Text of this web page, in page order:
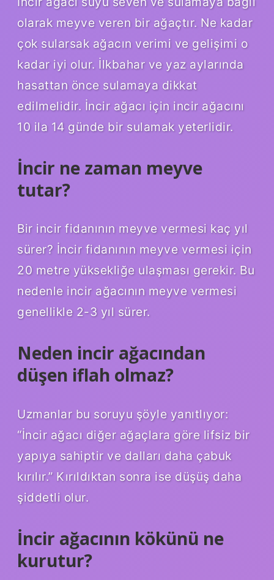
olarak meyve veren bir ağaçtır. Ne kadar
çok sularsak ağacın verimi ve gelişimi o
kadar iyi olur. İlkbahar ve yaz aylarında
hasattan önce sulamaya dikkat
edilmelidir. İncir ağacı için incir ağacını
10 ila 14 günde bir sulamak yeterlidir.
İncir ne zaman meyve
tutar?
Bir incir fidanının meyve vermesi kaç yıl
sürer? İncir fidanının meyve vermesi için
20 metre yüksekliğe ulaşması gerekir. Bu
nedenle incir ağacının meyve vermesi
genellikle 2-3 yıl sürer.
Neden incir ağacından
düşen iflah olmaz?
Uzmanlar bu soruyu şöyle yanıtlıyor:
“İncir ağacı diğer ağaçlara göre lifsiz bir
yapıya sahiptir ve dalları daha çabuk
kırılır.” Kırıldıktan sonra ise düşüş daha
şiddetli olur.
İncir ağacının kökünü ne
kurutur?